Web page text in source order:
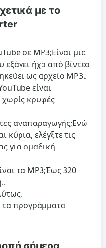
με το
σε MP3;Είναι μια
εξάγει ήχο από βίντεο
ως αρχείο MP3..
είναι
κρυφές
αναπαραγωγής;Ενώ
κύρια, ελέγξτε τις
για ομαδική
τα MP3;Έως 320
τα προγράμματα
σήμερα